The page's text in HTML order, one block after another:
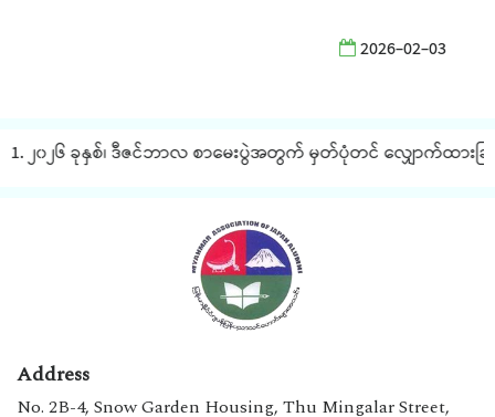
2026-02-03
၂၀၂၆ ခုနှစ်၊ ဒီဇင်ဘာလ စာမေးပွဲအတွက် မှတ်ပုံတင် လျှောက်ထားခြင်း
Address
No. 2B-4, Snow Garden Housing, Thu Mingalar Street,